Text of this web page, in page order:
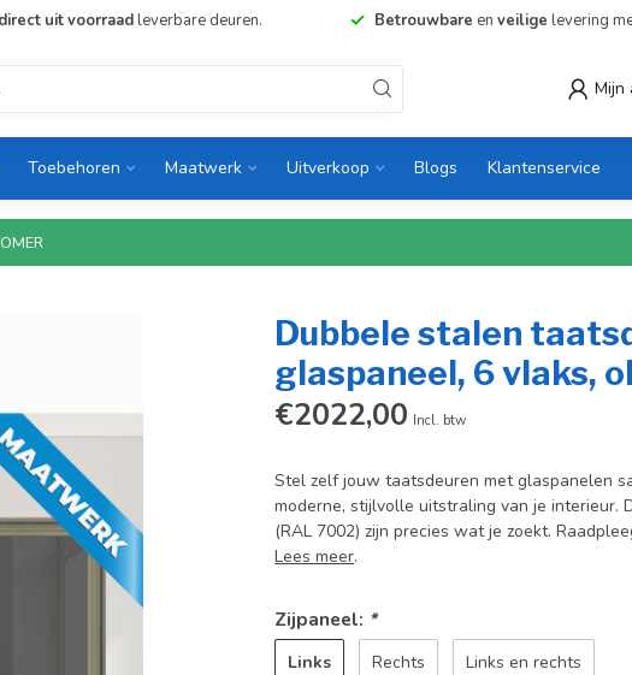
direct uit voorraadleverbare deuren. Betrouwbare en veilige levering
Mijn
Toebehoren Maatwerk Uitverkoop Blogs Klantenservice
Dubbele stalen
glaspaneel, 6 vlaks,
€2022,00 Incl. btw
Stel zelf jouw taatsdeuren met glaspanelen
moderne, stijlvolle uitstraling van je interieur.
(RAL 7002) zijn precies wat je zoekt.
Lees meer.
Zijpaneel: *
Links Rechts Links en rechts